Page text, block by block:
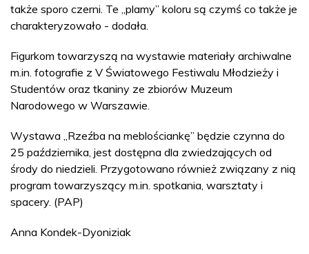
także sporo czerni. Te „plamy” koloru są czymś co także je
charakteryzowało - dodała.
Figurkom towarzyszą na wystawie materiały archiwalne
m.in. fotografie z V Światowego Festiwalu Młodzieży i
Studentów oraz tkaniny ze zbiorów Muzeum
Narodowego w Warszawie.
Wystawa „Rzeźba na meblościankę” będzie czynna do
25 października, jest dostępna dla zwiedzających od
środy do niedzieli. Przygotowano również związany z nią
program towarzyszący m.in. spotkania, warsztaty i
spacery. (PAP)
Anna Kondek-Dyoniziak